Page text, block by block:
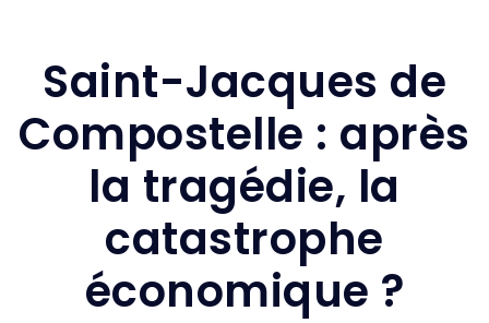
Saint-Jacques de
Compostelle : après
la tragédie, la
catastrophe
économique ?